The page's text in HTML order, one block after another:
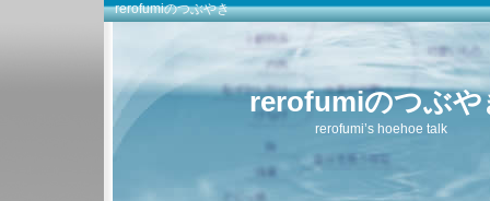
rerofumiのつぶやき
rerofumiのつぶや
rerofumi’s hoehoe talk